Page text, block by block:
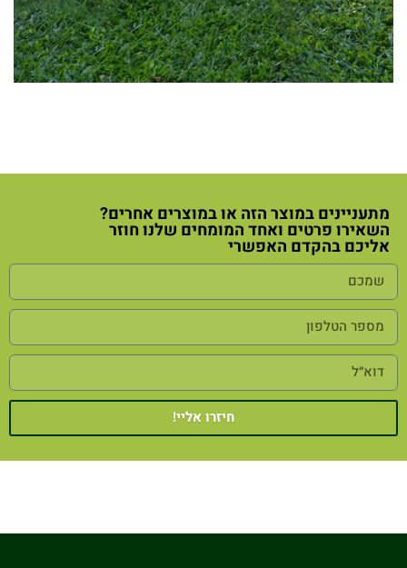
מתעניינים במוצר הזה או במוצרים אחרים?
השאירו פרטים ואחד המומחים שלנו חוזר
אליכם בהקדם האפשרי
חיזרו אליי!